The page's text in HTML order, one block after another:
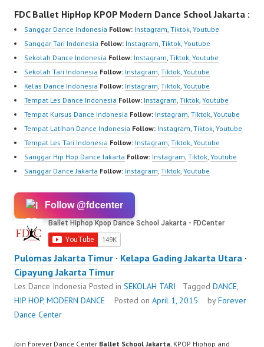
FDC Ballet HipHop KPOP Modern Dance School Jakarta :
Sanggar Dance Indonesia Follow: Instagram, Tiktok, Youtube
Sanggar Tari Indonesia Follow: Instagram, Tiktok, Youtube
Sekolah Dance Indonesia Follow: Instagram, Tiktok, Youtube
Sekolah Tari Indonesia Follow: Instagram, Tiktok, Youtube
Kelas Dance Indonesia Follow: Instagram, Tiktok, Youtube
Tempat Les Dance Indonesia Follow: Instagram, Tiktok, Youtube
Tempat Kursus Dance Indonesia Follow: Instagram, Tiktok, Youtube
Tempat Latihan Dance Indonesia Follow: Instagram, Tiktok, Youtube
Tempat Les Tari Indonesia Follow: Instagram, Tiktok, Youtube
Sanggar Hip Hop Dance Jakarta Follow: Instagram, Tiktok, Youtube
Sanggar Dance Jakarta Follow: Instagram, Tiktok, Youtube
Follow @fdcenter
Pulomas Jakarta Timur · Kelapa Gading Jakarta Utara ·
Cipayung Jakarta Timur
Les Dance Indonesia Posted in SEKOLAH TARI Tagged DANCE,
HIP HOP, MODERN DANCE Posted on April 1, 2015 byForever
Dance Center
Join Forever Dance Center Ballet School Jakarta, KPOP Hiphop and